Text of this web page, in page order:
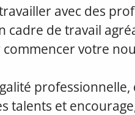
avec des
cadre de travail
votre
professionnelle,
talents et